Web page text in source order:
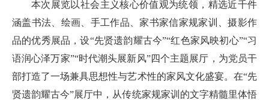
本次展览以社会主义核心价值观为统领，精选近千件
涵盖书法、绘画、手工作品、家书家信家规家训、摄影作
品的优秀展品，设“先贤遗韵耀古今”“红色家风映初心”“习
语润心泽万家”“时代潮头展新风”四个主题展厅，为党员干
部打造了一场兼具思想性与艺术性的家风文化盛宴。在“先
贤遗韵耀古今”展厅中，从传统家规家训的文字精髓里体悟